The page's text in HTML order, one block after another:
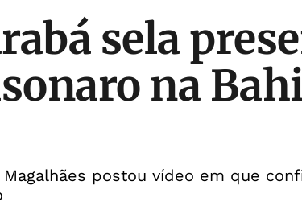
sela
na
postou vídeo em que